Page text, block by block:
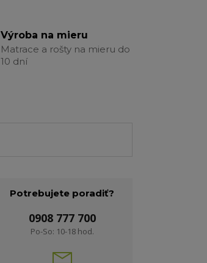
Výroba na mieru
Matrace a rošty na mieru do
10 dní
Potrebujete poradiť?
0908 777 700
Po-So: 10-18 hod.